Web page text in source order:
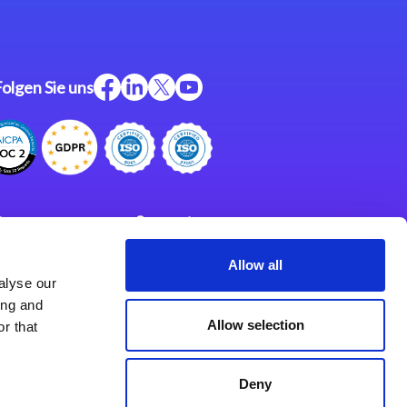
our
and
that
Allow all
Allow selection
Deny
Sie uns
Support
Impressum